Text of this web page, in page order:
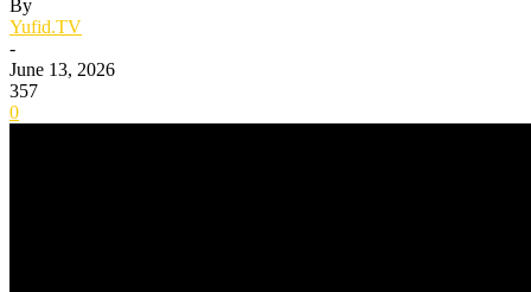
By
Yufid.TV
-
June 13, 2026
357
0